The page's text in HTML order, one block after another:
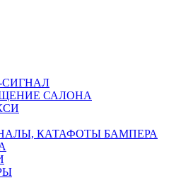
СИГНАЛ
САЛОНА
КАТАФОТЫ БАМПЕРА